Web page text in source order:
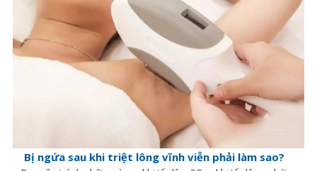
Bị ngứa sau khi triệt lông vĩnh viễn phải làm sao?